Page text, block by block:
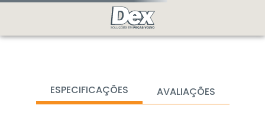
ESPECIFICAÇÕES AVALIAÇÕES